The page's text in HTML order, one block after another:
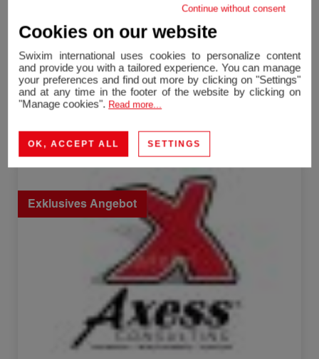
Bourg-en-Bresse
135 000 €Kommission inbegriffen*
Verkauf Mietshaus Montagnat 1 raum 511 m²
Exklusives Angebot
Continue without consent
Cookies on our website
Swixim international uses cookies to personalize content
and provide you with a tailored experience. You can manage
your preferences and find out more by clicking on "Settings"
and at any time in the footer of the website by clicking on
"Manage cookies". Read more...
OK, ACCEPT ALL SETTINGS